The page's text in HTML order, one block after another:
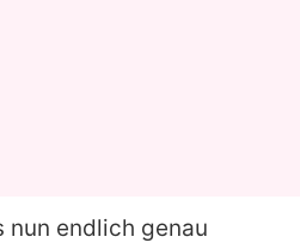
nun endlich genau